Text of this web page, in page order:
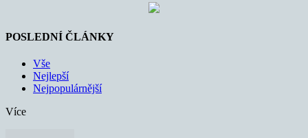
POSLEDNÍ ČLÁNKY
Vše
Nejlepší
Nejpopulárnější
Více